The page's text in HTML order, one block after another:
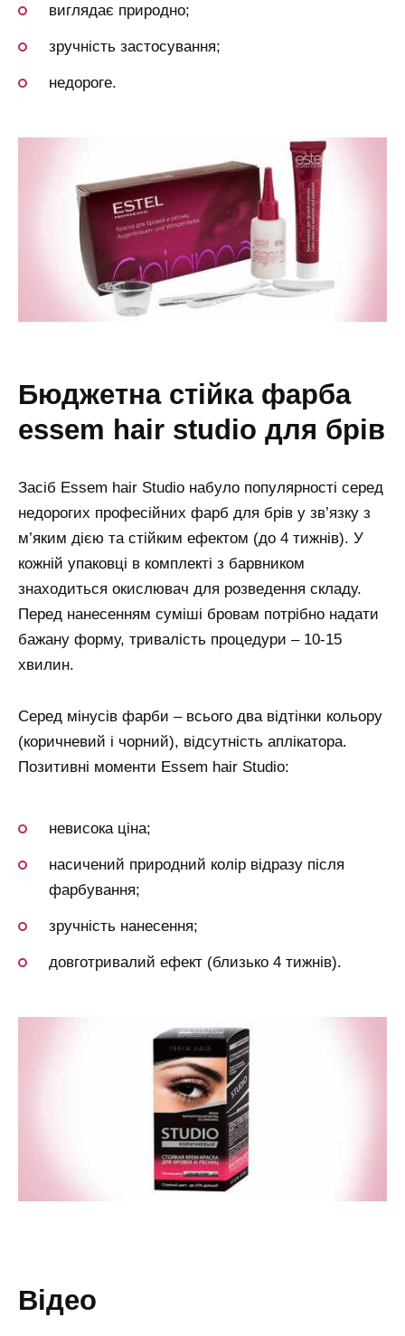
виглядає природно;
зручність застосування;
недороге.
бюджетна стійка фарба
essem hair studio для брів
Засіб Essem hair Studio набуло популярності серед
недорогих професійних фарб для брів у зв’язку з
м’яким дією та стійким ефектом (до 4 тижнів). У
кожній упаковці в комплекті з барвником
знаходиться окислювач для розведення складу.
Перед нанесенням суміші бровам потрібно надати
бажану форму, тривалість процедури – 10-15
хвилин.
Серед мінусів фарби – всього два відтінки кольору
(коричневий і чорний), відсутність аплікатора.
Позитивні моменти Essem hair Studio:
невисока ціна;
насичений природний колір відразу після
фарбування;
зручність нанесення;
довготривалий ефект (близько 4 тижнів).
відео